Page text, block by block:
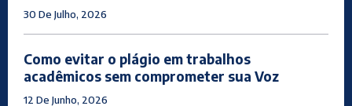
30 De Julho, 2026
Como evitar o plágio em trabalhos
acadêmicos sem comprometer sua Voz
12 De Junho, 2026